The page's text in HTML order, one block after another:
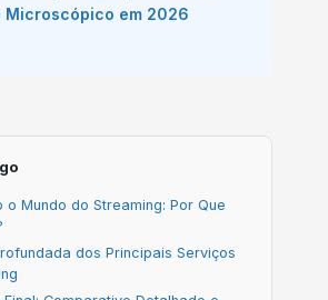
Microscópico em 2026
o Mundo do Streaming: Por Que
dos Principais Serviços